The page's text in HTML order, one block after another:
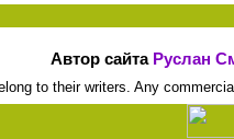
Автор сайта Руслан
to their writers. Any